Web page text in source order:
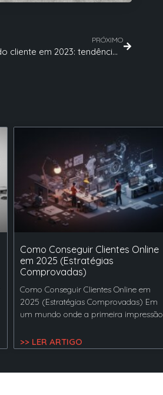
PRÓXIMO
Melhore a experiência do cliente em 2023: tendências para sua empresa aderir
Como Conseguir Clientes Online
em 2025 (Estratégias
Comprovadas)
Como Conseguir Clientes Online em
2025 (Estratégias Comprovadas) Em
um mundo onde a primeira impressão
>> LER ARTIGO